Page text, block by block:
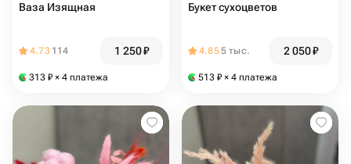
Ваза Изящная
4.73 114 1 250₽
313 ₽ × 4 платежа
Букет сухоцветов
4.855 тыс. 2 050₽
513 ₽ × 4 платежа